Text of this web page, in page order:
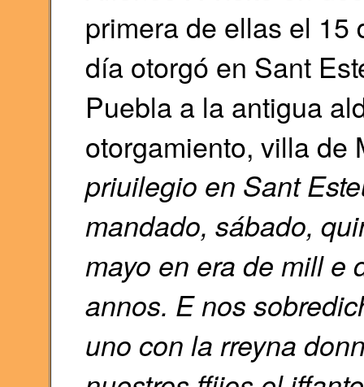
primera de ellas el 15
día otorgó en Sant
Puebla a la antigua
otorgamiento, villa de
priuilegio en Sant
mandado, sábado,
mayo en era de mill e
annos. E nos
uno con la rreyna